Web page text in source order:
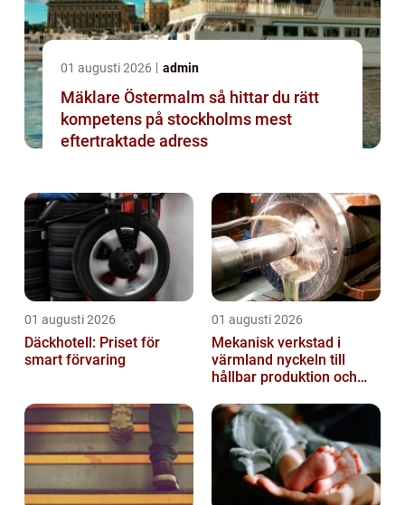
01 augusti 2026 admin
Mäklare Östermalm så hittar du rätt
kompetens på stockholms mest
eftertraktade adress
01 augusti 2026
Däckhotell: Priset för
smart förvaring
01 augusti 2026
Mekanisk verkstad i
värmland nyckeln till
hållbar produktion och